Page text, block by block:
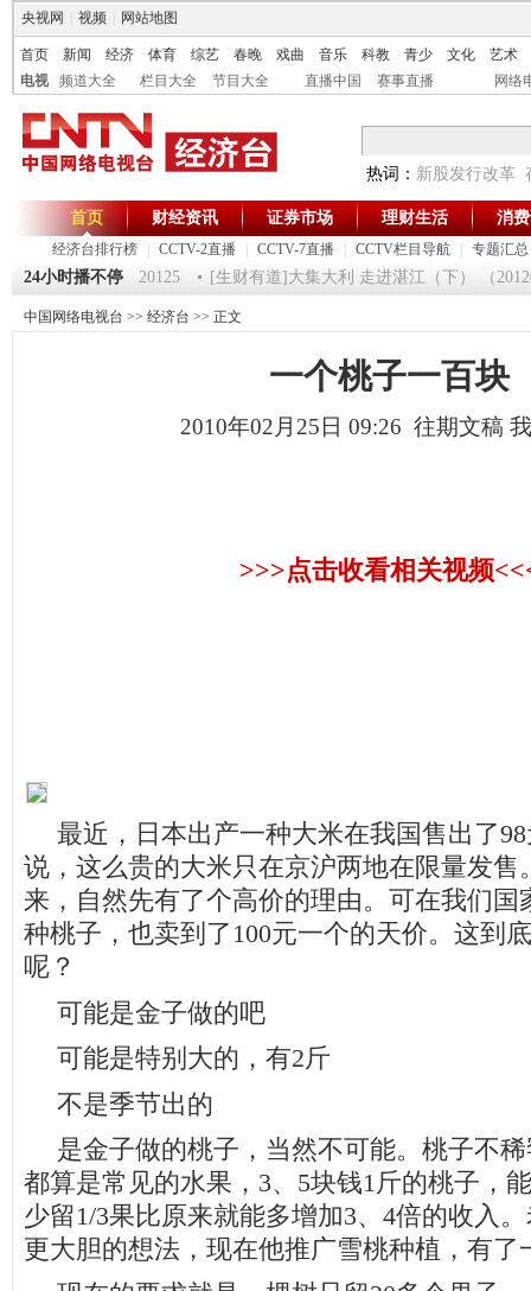
央视网 视频 网站地图
首页 新闻 经济 体育 综艺 春晚 戏曲 音乐 科教 青少 文化
艺术
电视
频道大全 栏目大全 节目大全 直播中国 赛事直播 网络
热词： 新股发行改革
首页
经济台排行榜 CCTV-2直播 CCTV-7直播 CCTV栏目导航 专题汇总
财经资讯 证券市场 理财生活 消
24小时播不停
一时间》 20120125 [生财有道]大集大利 走进湛江（下） （
中国网络电视台 >> 经济台 >> 正文
一个桃子一百块
2010年02月25日 09:26 往期文稿
>>>点击收看相关视频
最近，日本出产一种大米在我国售出了98
说，这么贵的大米只在京沪两地在限量发售
来，自然先有了个高价的理由。可在我们国
种桃子，也卖到了 100元一个的天价。这到
呢？
可能是金子做的吧
可能是特别大的，有2斤
不是季节出的
是金子做的桃子，当然不可能。桃子不
都算是常见的水果， 3、 5块钱1 斤的桃子，
少留1/3果比原来就能多增加3、 4倍的收入
更大胆的想法，现在他推广雪桃种植，有了